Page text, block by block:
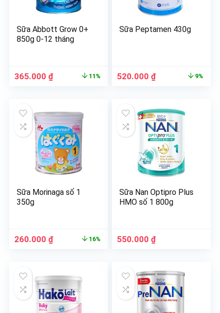
Sữa Abbott Grow 0+
850g 0-12 tháng
365.000 ₫ 11%
Sữa Peptamen 430g
520.000 ₫ 9%
Sữa Morinaga số 1
350g
260.000 ₫ 16%
Sữa Nan Optipro Plus
HMO số 1 800g
550.000 ₫